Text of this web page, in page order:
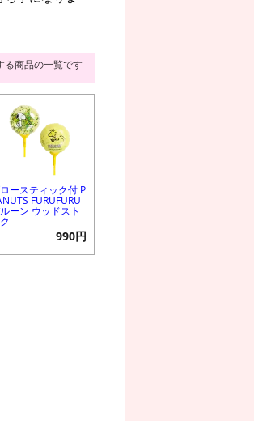
る商品の一覧です
ースティック付 P
FURUFURU
ーン ウッドスト
990円